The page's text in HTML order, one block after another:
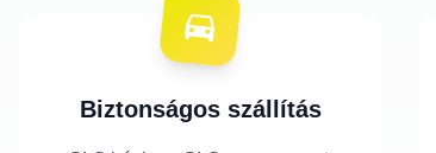
Biztonságos szállítás